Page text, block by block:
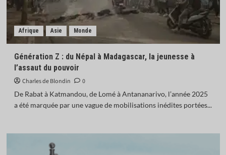
Afrique Asie Monde
Génération Z : du Népal à Madagascar, la jeunesse à
l’assaut du pouvoir
Charles de Blondin
0
De Rabat à Katmandou, de Lomé à Antananarivo, l’année 2025
a été marquée par une vague de mobilisations inédites portées...